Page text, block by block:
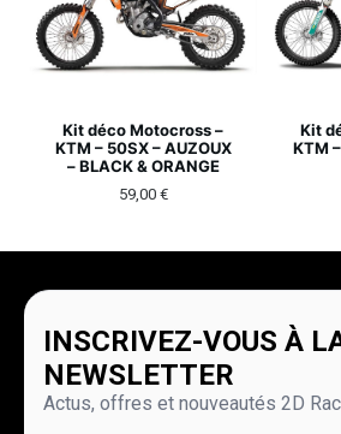
Kit déco Motocross –
KTM – 50SX – AUZOUX
– BLACK & ORANGE
59,00 €
Kit
KTM
INSCRIVEZ-VOUS À
NEWSLETTER
Actus, offres et nouveautés 2D